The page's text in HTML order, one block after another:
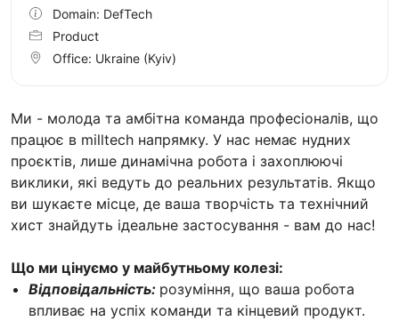
Ми - молода та амбітна команда професіоналів, що
працює в milltech напрямку. У нас немає нудних
проєктів, лише динамічна робота і захоплюючі
виклики, які ведуть до реальних результатів. Якщо
ви шукаєте місце, де ваша творчість та технічний
хист знайдуть ідеальне застосування - вам до нас!
Що ми цінуємо у майбутньому колезі:
Відповідальність: розуміння, що ваша робота
впливає на успіх команди та кінцевий продукт.
Domain: DefTech
Product
Office: Ukraine (Kyiv)